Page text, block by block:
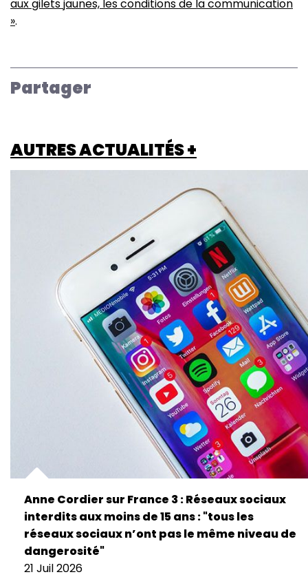
aux gilets jaunes, les conditions de la communication
».
Partager
AUTRES ACTUALITÉS +
Anne Cordier sur France 3 : Réseaux sociaux
interdits aux moins de 15 ans : "tous les
réseaux sociaux n’ont pas le même niveau de
dangerosité"
21 Juil 2026